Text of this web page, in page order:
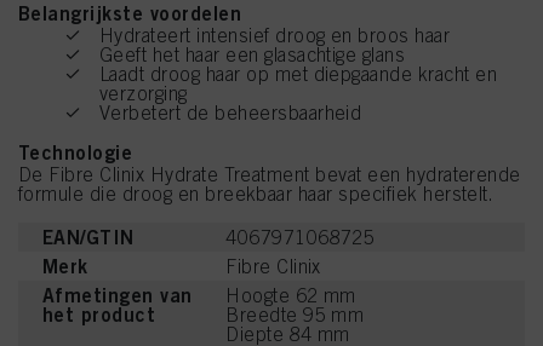
Belangrijkste voordelen
Hydrateert intensief droog en broos haar
Geeft het haar een glasachtige glans
Laadt droog haar op met diepgaande kracht en
verzorging
Verbetert de beheersbaarheid
Technologie
De Fibre Clinix Hydrate Treatment bevat een hydraterende
formule die droog en breekbaar haar specifiek herstelt.
EAN/GTIN 4067971068725
Merk Fibre Clinix
Afmetingen van
het product
Hoogte 62 mm
Breedte 95 mm
Diepte 84 mm